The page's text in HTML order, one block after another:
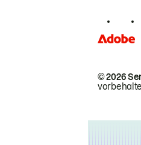
© 2026